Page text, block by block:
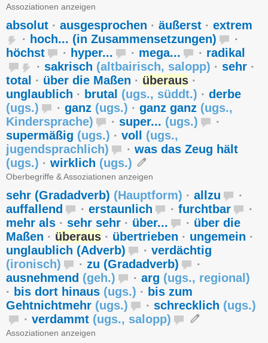
Assoziationen anzeigen
absolut · ausgesprochen · äußerst · extrem
· hoch... (in Zusammensetzungen)
·
höchst
· hyper... · mega... · radikal
· sakrisch (altbairisch, salopp) · sehr ·
total · über die Maßen · überaus ·
unglaublich · brutal (ugs., süddt.) · derbe
(ugs.) · ganz (ugs.) · ganz ganz (ugs.,
Kindersprache) · super... (ugs.)
·
supermäßig (ugs.) · voll (ugs.,
jugendsprachlich) · was das Zeug hält
(ugs.) · wirklich (ugs.)
Oberbegriffe & Assoziationen anzeigen
sehr (Gradadverb) (Hauptform) · allzu
·
auffallend
· erstaunlich · furchtbar
·
mehr als · sehr sehr · über... · über die
Maßen · überaus · übertrieben · ungemein ·
unglaublich (Adverb)
· verdächtig
(ironisch) · zu (Gradadverb)
·
ausnehmend (geh.) · arg (ugs., regional )
· bis dort hinaus (ugs.) · bis zum
Gehtnichtmehr (ugs.) · schrecklich (ugs.)
· verdammt (ugs., salopp)
Assoziationen anzeigen